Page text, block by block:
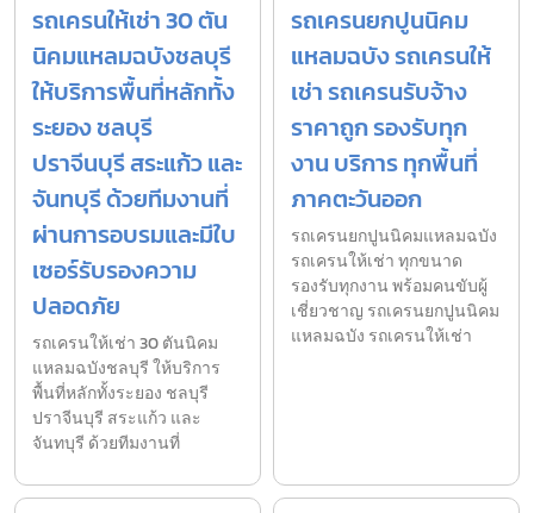
รถเครนให้เช่า 30 ตัน
นิคมแหลมฉบังชลบุรี
ให้บริการพื้นที่หลักทั้ง
ระยอง ชลบุรี
ปราจีนบุรี สระแก้ว และ
จันทบุรี ด้วยทีมงานที่
ผ่านการอบรมและมีใบ
เซอร์รับรองความ
ปลอดภัย
รถเครนให้เช่า 30 ตันนิคม
แหลมฉบังชลบุรี ให้บริการ
พื้นที่หลักทั้งระยอง ชลบุรี
ปราจีนบุรี สระแก้ว และ
จันทบุรี ด้วยทีมงานที่
รถเครนยกปูนนิคม
แหลมฉบัง รถเครนให้
เช่า รถเครนรับจ้าง
ราคาถูก รองรับทุก
งาน บริการ ทุกพื้นที่
ภาคตะวันออก
รถเครนยกปูนนิคมแหลมฉบัง
รถเครนให้เช่า ทุกขนาด
รองรับทุกงาน พร้อมคนขับผู้
เชี่ยวชาญ รถเครนยกปูนนิคม
แหลมฉบัง รถเครนให้เช่า